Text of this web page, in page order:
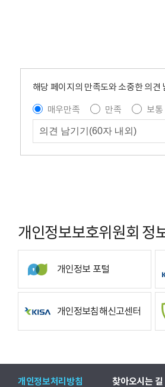
해당 페이지의 만족도와 소중한 의견
매우만족
만족 보통
개인정보보호위원회 정
개인정보 포털
개인정보침해신고센터
개인정보처리방침 찾아오시는 길